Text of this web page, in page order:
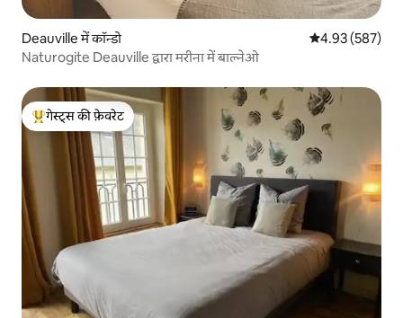
Deauville में कॉन्डो औसत रेटिंग 5 में से
4.93 (587)
Naturogite Deauville द्वारा मरीना में बाल्नेओ
गेस्ट्स का टॉप फ़ेवरेट
गेस्ट्स की फ़ेवरेट